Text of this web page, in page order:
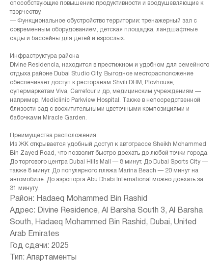
способствующие повышению продуктивности и воодушевляющие к
творчеству.
— Функциональное обустройство территории: тренажерный зал с
современным оборудованием, детская площадка, ландшафтные
сады и бассейны для детей и взрослых.
Инфраструктура района
Divine Residencia, находится в престижном и удобном для семейного
отдыха районе Dubai Studio City. Выгодное месторасположение
обеспечивает доступ к ресторанам Shvili DHM, Plovhouse,
супермаркетам Viva, Carrefour и др, медицинским учреждениям —
например, Mediclinic Parkview Hospital. Также в непосредственной
близости сад с восхитительными цветочными композициями и
бабочками Miracle Garden.
Преимущества расположения
Из ЖК открывается удобный доступ к автотрассе Sheikh Mohammed
Bin Zayed Road, что позволит быстро доехать до любой точки города.
До торгового центра Dubai Hills Mall — 8 минут. До Dubai Sports City —
также 8 минут. До популярного пляжа Marina Beach — 20 минут на
автомобиле. До аэропорта Abu Dhabi International можно доехать за
31 минуту.
Район: Hadaeq Mohammed Bin Rashid
Адрес: Divine Residence, Al Barsha South 3, Al Barsha
South, Hadaeq Mohammed Bin Rashid, Dubai, United
Arab Emirates
Год сдачи: 2025
Тип: Апартаменты
+971 (4) 412-5007